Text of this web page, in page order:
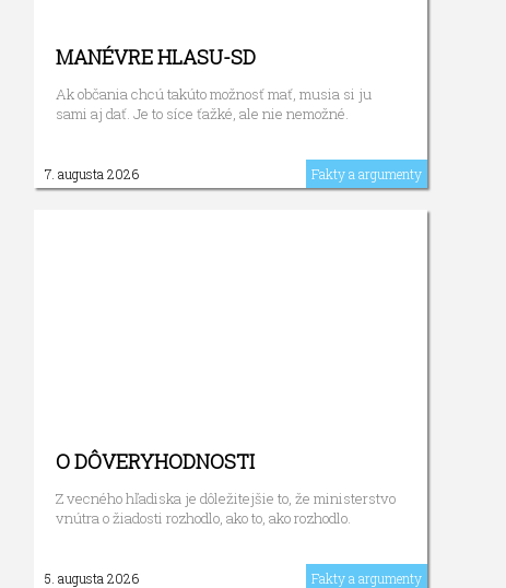
MANÉVRE HLASU-SD
Ak občania chcú takúto možnosť mať, musia si ju
sami aj dať. Je to síce ťažké, ale nie nemožné.
7. augusta 2026 Fakty a argumenty
O DÔVERYHODNOSTI
Z vecného hľadiska je dôležitejšie to, že ministerstvo
vnútra o žiadosti rozhodlo, ako to, ako rozhodlo.
5. augusta 2026 Fakty a argumenty